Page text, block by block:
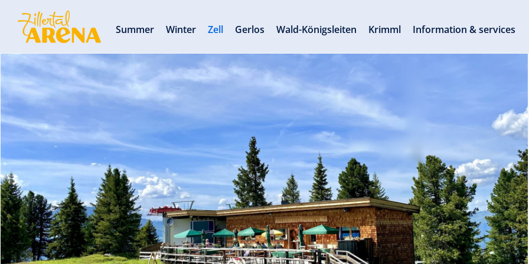
Summer Winter Zell Gerlos Wald-Königsleiten Krimml Information & services